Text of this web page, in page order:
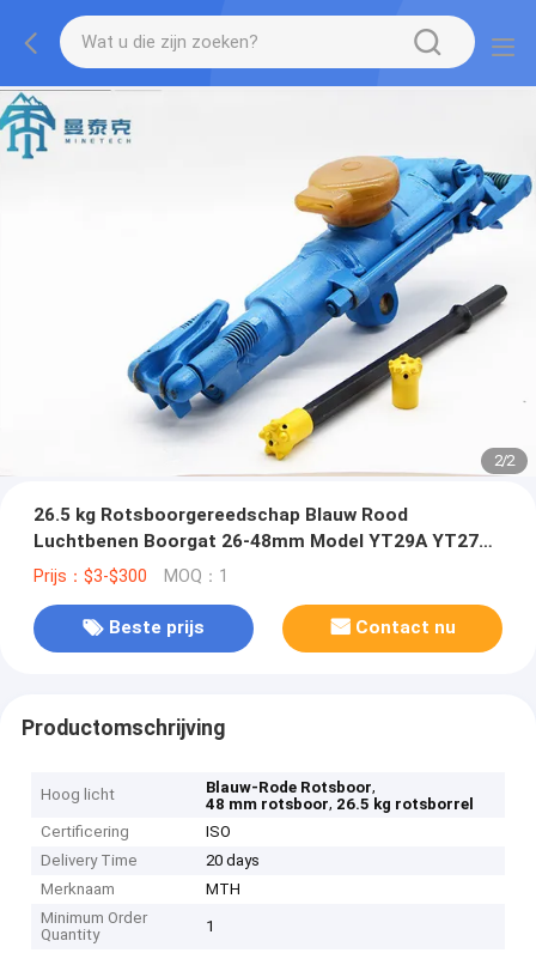
2/2
26.5 kg Rotsboorgereedschap Blauw Rood
Luchtbenen Boorgat 26-48mm Model YT29A YT27
YT28
Prijs：$3-$300 MOQ：1
Beste prijs Contact nu
Productomschrijving
Hoog licht Blauw-Rode Rotsboor,
48 mm rotsboor, 26.5 kg rotsborrel
Certificering
ISO
Delivery Time
20 days
Merknaam
MTH
Minimum Order
Quantity
1